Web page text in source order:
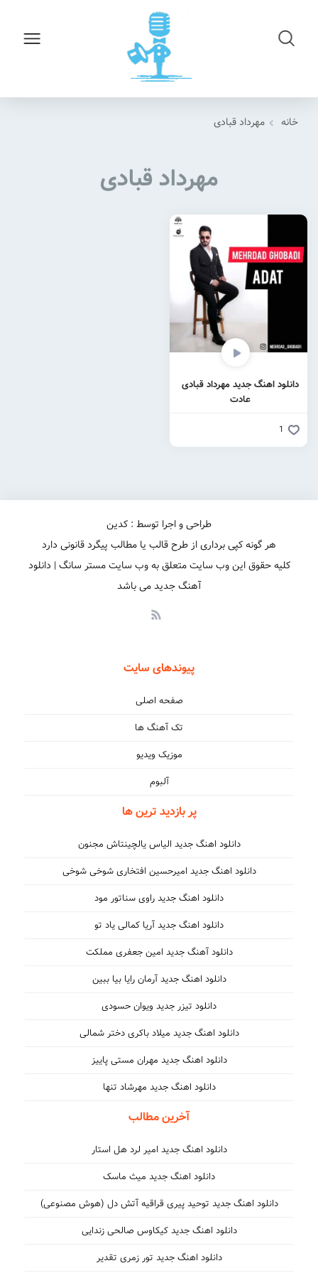
خانه مهرداد قبادی
مهرداد قبادی
دانلود اهنگ جدید مهرداد قبادی
عادت
1
طراحی و اجرا توسط : کدین
هر گونه کپی برداری از طرح قالب یا مطالب پیگرد قانونی دارد
کلیه حقوق این وب سایت متعلق به وب سایت مستر سانگ | دانلود
آهنگ جدید می باشد
پیوندهای سایت
صفحه اصلی
تک آهنگ ها
موزیک ویدیو
آلبوم
پر بازدید ترین ها
دانلود اهنگ جدید الیاس یالچینتاش مجنون
دانلود اهنگ جدید امیرحسین افتخاری شوخی شوخی
دانلود اهنگ جدید راوی سناتور مود
دانلود اهنگ جدید آریا کمالی یاد تو
دانلود آهنگ جدید امین جعفری مملکت
دانلود اهنگ جدید آرمان رایا بیا ببین
دانلود تیزر جدید ویوان حسودی
دانلود اهنگ جدید میلاد باکری دختر شمالی
دانلود اهنگ جدید مهران مستی پاییز
دانلود اهنگ جدید مهرشاد تنها
آخرین مطالب
دانلود اهنگ جدید امیر لرد هل استار
دانلود اهنگ جدید میث ماسک
دانلود اهنگ جدید توحید پیری قراقیه آتش دل (هوش مصنوعی)
دانلود اهنگ جدید کیکاوس صالحی زندایی
دانلود اهنگ جدید تور زمری تقدیر